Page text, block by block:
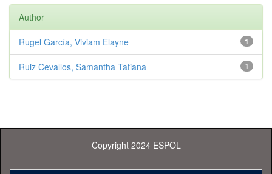
Author
1
Rugel García, Viviam Elayne
1
Ruiz Cevallos, Samantha Tatiana
Copyright 2024 ESPOL